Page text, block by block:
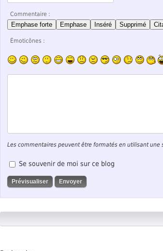
Commentaire :
Emphase forte Emphase Inséré Supprimé
Émoticônes :
Les commentaires peuvent être formatés en utilisant une
Se souvenir de moi sur ce blog